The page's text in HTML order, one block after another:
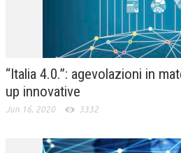
“Italia 4.0.”: agevolazioni in
up innovative
Jun 16, 2020 3332